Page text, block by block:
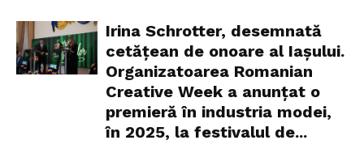
Irina Schrotter, desemnată
cetățean de onoare al Iașului.
Organizatoarea Romanian
Creative Week a anunțat o
premieră în industria modei,
în 2025, la festivalul de...